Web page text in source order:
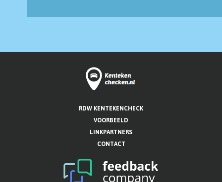
RDW KENTEKENCHECK
VOORBEELD
LINKPARTNERS
CONTACT